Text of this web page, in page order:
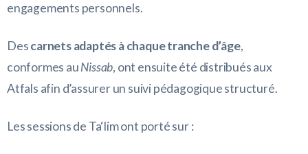
engagements personnels.
Descarnets adaptés à chaque tranche d’âge,
conformes auNissab, ont ensuite été distribués aux
Atfals afin d’assurer un suivi pédagogique structuré.
Les sessions de Ta‘lim ont porté sur :